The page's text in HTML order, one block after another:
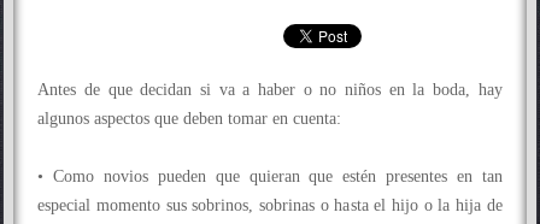
Antes de que decidan si va a haber o no niños en la boda, hay
algunos aspectos que deben tomar en cuenta:
• Como novios pueden que quieran que estén presentes en tan
especial momento sus sobrinos, sobrinas o hasta el hijo o la hija de